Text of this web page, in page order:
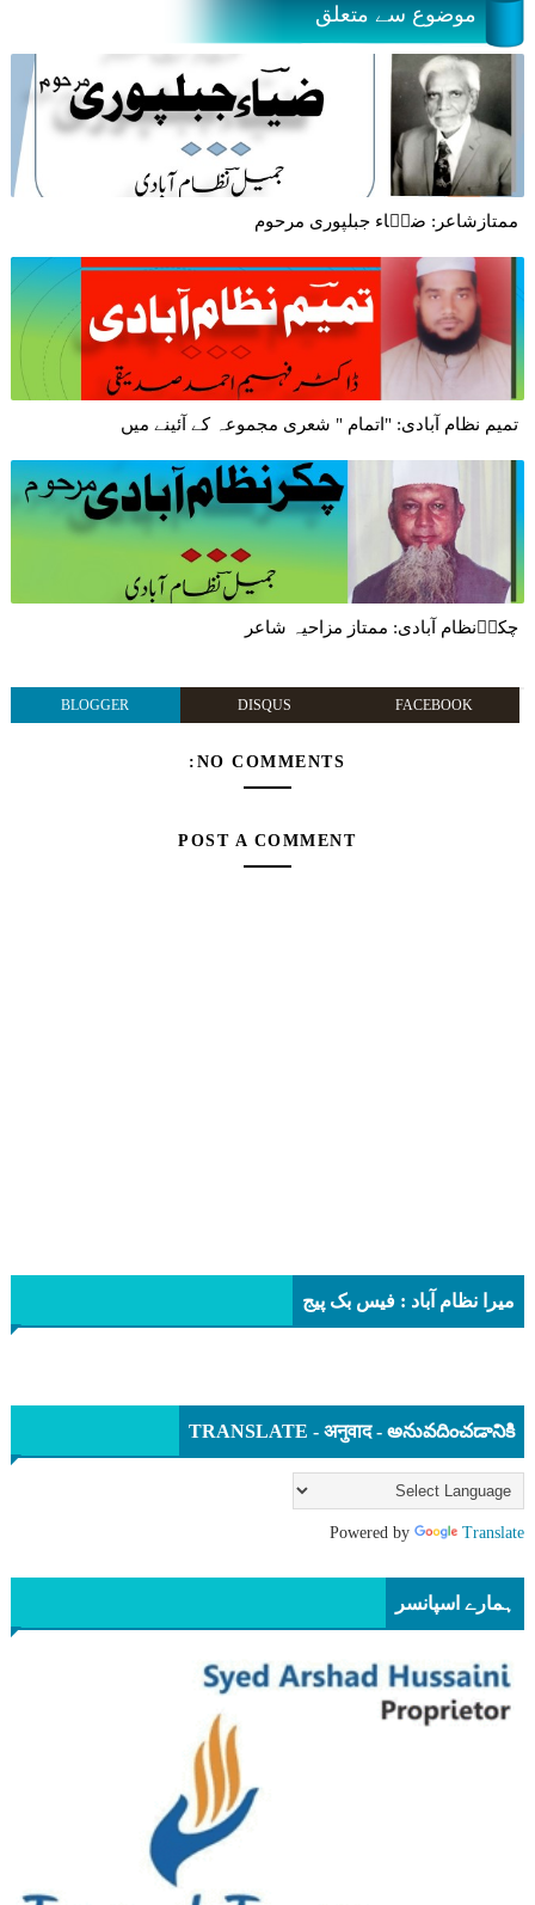
موضوع سے متعلق
ممتازشاعر: ضیؔاء جبلپوری مرحوم
تمیم نظام آبادی: "اتمام " شعری مجموعہ کے آئینے میں
چکرؔنظام آبادی: ممتاز مزاحیہ شاعر
BLOGGER DISQUS FACEBOOK
NO COMMENTS:
POST A COMMENT
میرا نظام آباد : فیس بک پیج
TRANSLATE - अनुवाद - అనువదించడానికి
Powered by Translate
ہمارے اسپانسر